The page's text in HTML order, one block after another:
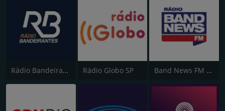
Rádio Bandeirantes Rádio Globo SP Band News FM - 96.9 SP